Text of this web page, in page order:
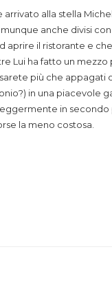
alla stella
anche divisi
il ristorante e
Lui ha fatto un mezzo
più che appagati
in una piacevole
in
la meno costosa.